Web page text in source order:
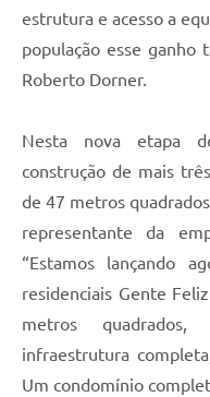
estrutura e acesso a
população esse
Roberto Dorner.
Nesta nova etapa
construção de mais
de 47 metros
representante da
“Estamos lançando
residenciais Gente
metros
infraestrutura
Um condomínio